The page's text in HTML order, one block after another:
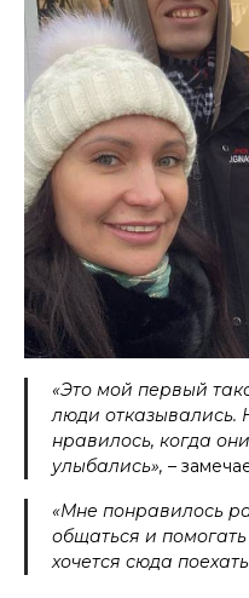
«Это мой первый
люди отказывались.
нравилось, когда
улыбались», –
«Мне понравилось
общаться и
хочется сюда